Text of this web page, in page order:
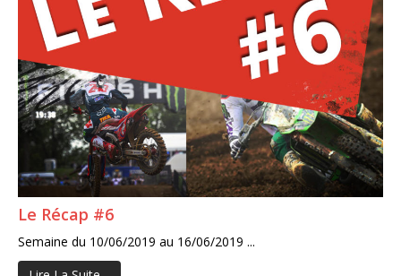
Le Récap #6
Semaine du 10/06/2019 au 16/06/2019 ...